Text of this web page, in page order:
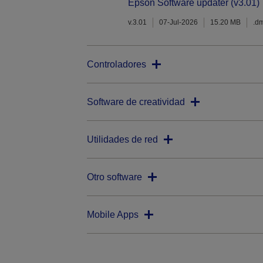
Epson Software updater (v3.01)
v.3.01 07-Jul-2026 15.20 MB
Controladores
Software de creatividad
Utilidades de red
Otro software
Mobile Apps